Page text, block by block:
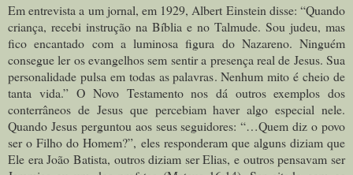
Em entrevista a um jornal, em 1929, Albert Einstein disse: “Quando
criança, recebi instrução na Bíblia e no Talmude. Sou judeu, mas
fico encantado com a luminosa figura do Nazareno. Ninguém
consegue ler os evangelhos sem sentir a presença real de Jesus. Sua
personalidade pulsa em todas as palavras. Nenhum mito é cheio de
tanta vida.”O Novo Testamento nos dá outros exemplos dos
conterrâneos de Jesus que percebiam haver algo especial nele.
Quando Jesus perguntou aos seus seguidores: “…Quem diz o povo
ser o Filho do Homem?”, eles responderam que alguns diziam que
Ele era João Batista, outros diziam ser Elias, e outros pensavam ser